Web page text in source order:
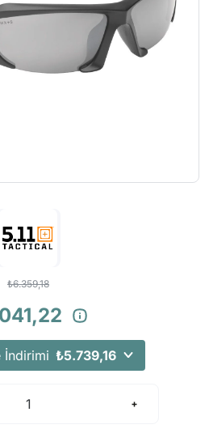
₺6.359,18
İndirimi ₺5.739,16